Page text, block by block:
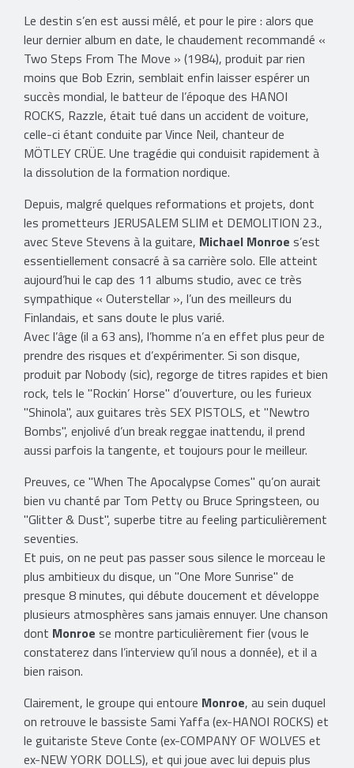
Le destin s’en est aussi mêlé, et pour le pire : alors que
leur dernier album en date, le chaudement recommandé «
Two Steps From The Move » (1984), produit par rien
moins que Bob Ezrin, semblait enfin laisser espérer un
succès mondial, le batteur de l’époque des HANOI
ROCKS, Razzle, était tué dans un accident de voiture,
celle-ci étant conduite par Vince Neil, chanteur de
MÖTLEY CRÜE. Une tragédie qui conduisit rapidement à
la dissolution de la formation nordique.
Depuis, malgré quelques reformations et projets, dont
les prometteurs JERUSALEM SLIM et DEMOLITION 23.,
avec Steve Stevens à la guitare, Michael Monroe s’est
essentiellement consacré à sa carrière solo. Elle atteint
aujourd’hui le cap des 11 albums studio, avec ce très
sympathique « Outerstellar », l’un des meilleurs du
Finlandais, et sans doute le plus varié.
Avec l’âge (il a 63 ans), l’homme n’a en effet plus peur de
prendre des risques et d’expérimenter. Si son disque,
produit par Nobody (sic), regorge de titres rapides et bien
rock, tels le "Rockin’ Horse" d’ouverture, ou les furieux
"Shinola", aux guitares très SEX PISTOLS, et "Newtro
Bombs", enjolivé d’un break reggae inattendu, il prend
aussi parfois la tangente, et toujours pour le meilleur.
Preuves, ce "When The Apocalypse Comes" qu’on aurait
bien vu chanté par Tom Petty ou Bruce Springsteen, ou
"Glitter & Dust", superbe titre au feeling particulièrement
seventies.
Et puis, on ne peut pas passer sous silence le morceau le
plus ambitieux du disque, un "One More Sunrise" de
presque 8 minutes, qui débute doucement et développe
plusieurs atmosphères sans jamais ennuyer. Une chanson
dont Monroe se montre particulièrement fier (vous le
constaterez dans l’interview qu’il nous a donnée), et il a
bien raison.
Clairement, le groupe qui entoure Monroe, au sein duquel
on retrouve le bassiste Sami Yaffa (ex-HANOI ROCKS) et
le guitariste Steve Conte (ex-COMPANY OF WOLVES et
ex-NEW YORK DOLLS), et qui joue avec lui depuis plus